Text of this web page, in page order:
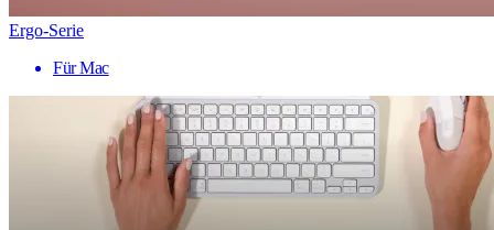
Ergo-Serie
Für Mac